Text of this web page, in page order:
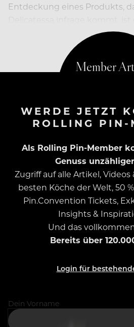
Entdeckung eines Produkts,
WERDE JETZT
ROLLING PIN-
Als Rolling Pin-Member
Genuss
Zugriff auf alle Artikel, Videos
besten Köche der Welt, 50
Pin.Convention Tickets,
Insights &
Und das
Bereits über
Login für
Dein Vorname